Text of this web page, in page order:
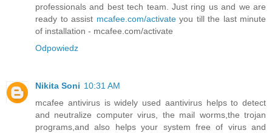
professionals and best tech team. Just ring us and we are
ready to assist mcafee.com/activateyou till the last minute
of installation - mcafee.com/activate
Odpowiedz
Nikita Soni 10:31 AM
mcafee antivirus is widely used aantivirus helps to detect
and neutralize computer virus, the mail worms,the trojan
programs,and also helps your system free of virus and